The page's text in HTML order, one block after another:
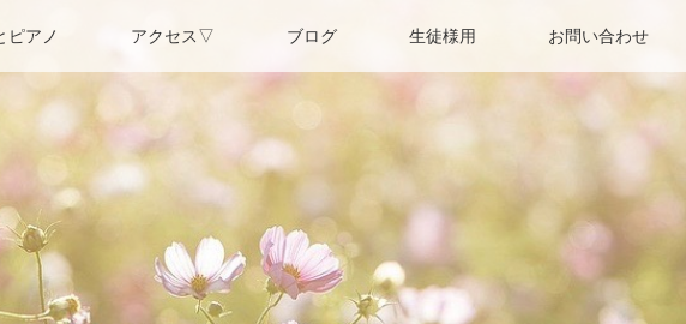
ピアノ アクセス▽ ブログ 生徒様用 お問い合わせ